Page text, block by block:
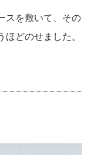
スを敷いて、その
ほどのせました。